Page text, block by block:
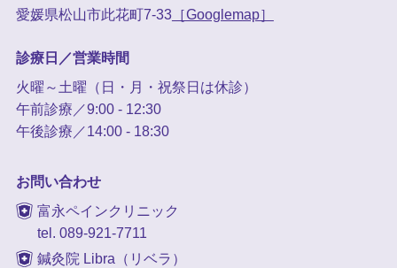
愛媛県松山市此花町7-33［Googlemap］
診療日／営業時間
火曜～土曜（日・月・祝祭日は休診）
午前診療／9:00 - 12:30
午後診療／14:00 - 18:30
お問い合わせ
富永ペインクリニック
tel. 089-921-7711
鍼灸院 Libra（リベラ）